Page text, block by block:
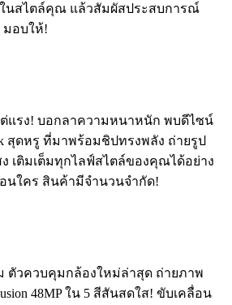
นสไตล์คุณ แล้วสัมผัสประสบการณ์
มอบให้!
ต่แรง! บอกลาความหนาหนัก พบดีไซน์
สุดหรู ที่มาพร้อมชิปทรงพลัง️ ถ่ายรูป
เติมเต็มทุกไลฟ์สไตล์ของคุณได้อย่าง
อนใคร สินค้ามีจำนวนจำกัด!
ม ตัวควบคุมกล้องใหม่ล่าสุด ถ่ายภาพ
48MP ใน 5 สีสันสดใส! ขับเคลื่อน